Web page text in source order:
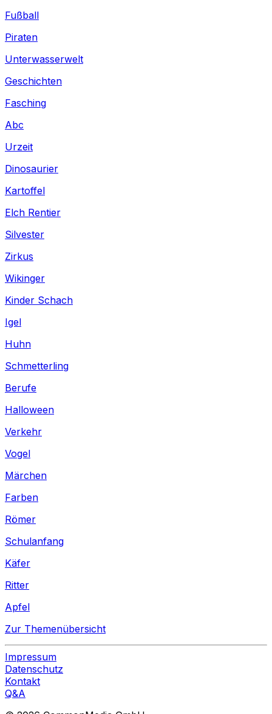
Fußball
Piraten
Unterwasserwelt
Geschichten
Fasching
Abc
Urzeit
Dinosaurier
Kartoffel
Elch Rentier
Silvester
Zirkus
Wikinger
Kinder Schach
Igel
Huhn
Schmetterling
Berufe
Halloween
Verkehr
Vogel
Märchen
Farben
Römer
Schulanfang
Käfer
Ritter
Apfel
Zur Themenübersicht
Impressum
Datenschutz
Kontakt
Q&A